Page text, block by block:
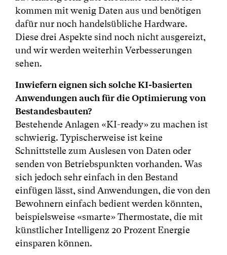
kommen mit wenig Daten aus und benötigen
dafür nur noch handelsübliche Hardware.
Diese drei Aspekte sind noch nicht ausgereizt,
und wir werden weiterhin Verbesserungen
sehen.
Inwiefern eignen sich solche KI-basierten
Anwendungen auch für die Optimierung von
Bestandesbauten?
Bestehende Anlagen «KI-ready» zu machen ist
schwierig. Typischerweise ist keine
Schnittstelle zum Auslesen von Daten oder
senden von Betriebspunkten vorhanden. Was
sich jedoch sehr einfach in den Bestand
einfügen lässt, sind Anwendungen, die von den
Bewohnern einfach bedient werden könnten,
beispielsweise «smarte» Thermostate, die mit
künstlicher Intelligenz 20 Prozent Energie
einsparen können.